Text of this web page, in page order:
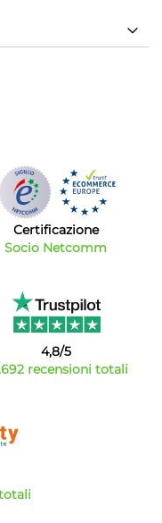
Certificazione
Socio Netcomm
4,8/5
recensioni totali